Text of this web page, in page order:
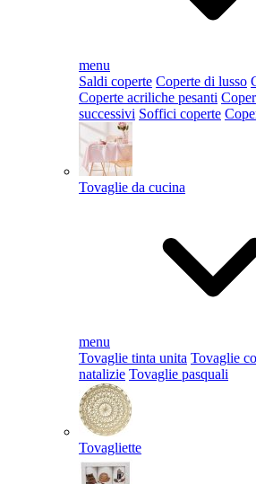
menu
Saldi coperte Coperte di lusso
Coperte acriliche pesanti
successivi Soffici coperte
Tovaglie da cucina
menu
Tovaglie tinta unita Tovaglie
natalizie Tovaglie pasquali
Tovagliette